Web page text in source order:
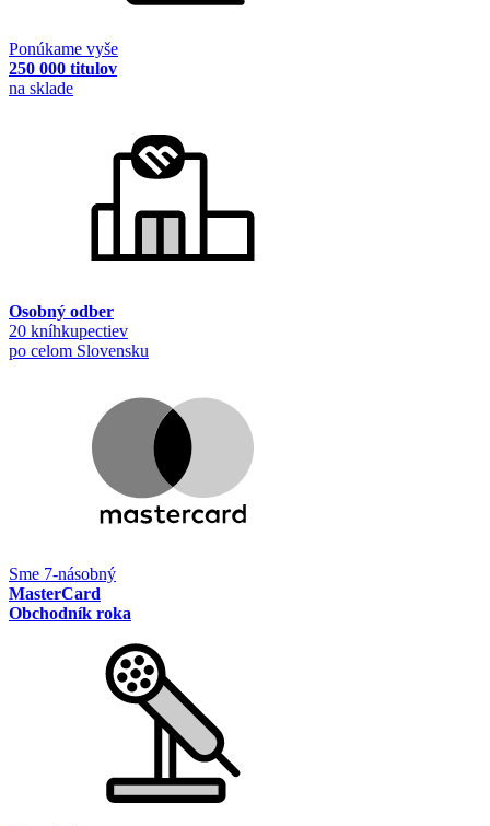
Ponúkame vyše
250 000 titulov
na sklade
Osobný odber
20 kníhkupectiev
po celom Slovensku
Sme 7-násobný
MasterCard
Obchodník roka